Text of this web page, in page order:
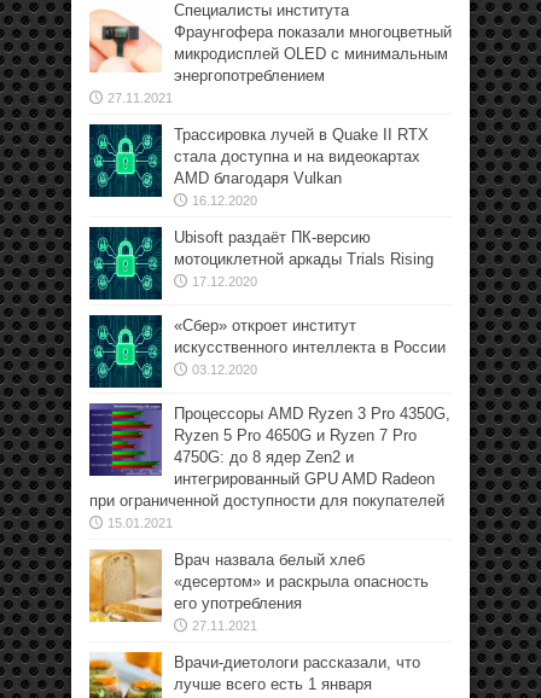
Специалисты института
Фраунгофера показали многоцветный
микродисплей OLED с минимальным
энергопотреблением
27.11.2021
Трассировка лучей в Quake II RTX
стала доступна и на видеокартах
AMD благодаря Vulkan
16.12.2020
Ubisoft раздаёт ПК-версию
мотоциклетной аркады Trials Rising
17.12.2020
«Сбер» откроет институт
искусственного интеллекта в России
03.12.2020
Процессоры AMD Ryzen 3 Pro 4350G,
Ryzen 5 Pro 4650G и Ryzen 7 Pro
4750G: до 8 ядер Zen2 и
интегрированный GPU AMD Radeon
при ограниченной доступности для покупателей
15.01.2021
Врач назвала белый хлеб
«десертом» и раскрыла опасность
его употребления
27.11.2021
Врачи-диетологи рассказали, что
лучше всего есть 1 января